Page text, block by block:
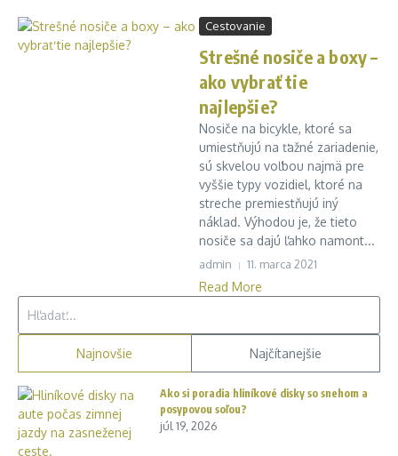
Cestovanie
Strešné nosiče a boxy –
ako vybrať tie
najlepšie?
Nosiče na bicykle, ktoré sa
umiestňujú na ťažné zariadenie,
sú skvelou voľbou najmä pre
vyššie typy vozidiel, ktoré na
streche premiestňujú iný
náklad. Výhodou je, že tieto
nosiče sa dajú ľahko namont...
admin 11. marca 2021
Read More
Najnovšie Najčítanejšie
Ako si poradia hliníkové disky so snehom a
posypovou soľou?
júl 19, 2026